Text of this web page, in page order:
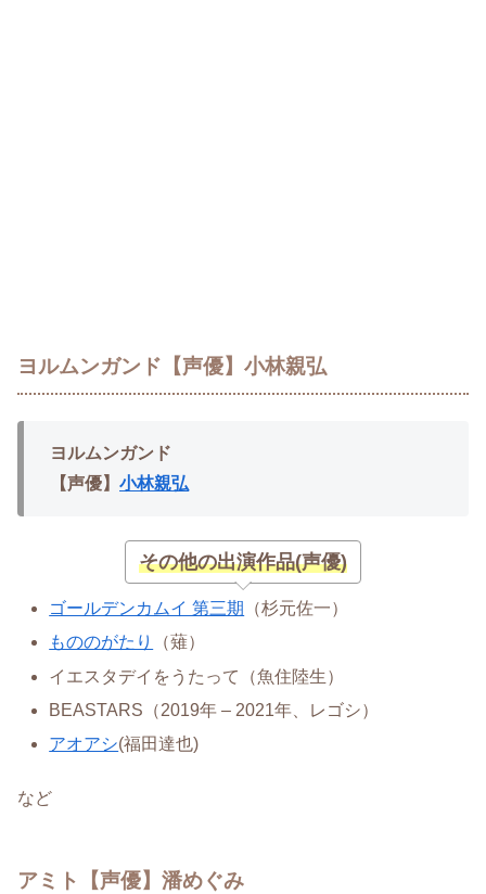
ヨルムンガンド【声優】小林親弘
ヨルムンガンド
【声優】 小林親弘
その他の出演作品(声優)
ゴールデンカムイ 第三期
（杉元佐一）
もののがたり
（薙）
イエスタデイをうたって（魚住陸生）
BEASTARS（2019年 – 2021年、レゴシ）
アオアシ(福田達也)
など
アミト【声優】潘めぐみ